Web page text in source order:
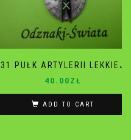
31 PUŁK ARTYLERII LEKKIEJ
40.00ZŁ
ADD TO CART